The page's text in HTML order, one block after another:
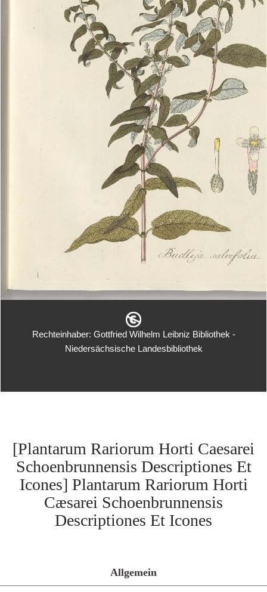
Rechteinhaber: Gottfried Wilhelm Leibniz Bibliothek -
Niedersächsische Landesbibliothek
[Plantarum Rariorum Horti Caesarei
Schoenbrunnensis Descriptiones Et
Icones] Plantarum Rariorum Horti
Cæsarei Schoenbrunnensis
Descriptiones Et Icones
Allgemein